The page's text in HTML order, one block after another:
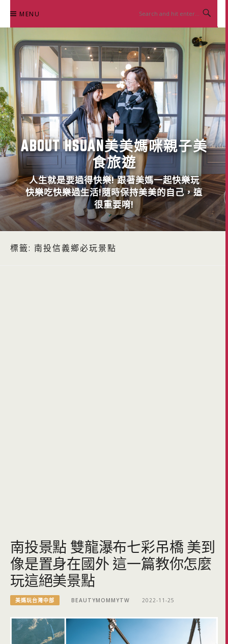
content
MENU
ABOUT HSUAN美美媽咪親子美
食旅遊
人生就是要過得快樂! 跟著美媽一起快樂玩
快樂吃快樂過生活!隨時保持美美的自己，這
很重要唷!
標籤: 南投信義鄉必玩景點
南投景點 雙龍瀑布七彩吊橋 美到
像是置身在國外 這一篇教你怎麼
玩這絕美景點
美媽玩台灣中部 BEAUTYMOMMYTW 2022-11-25